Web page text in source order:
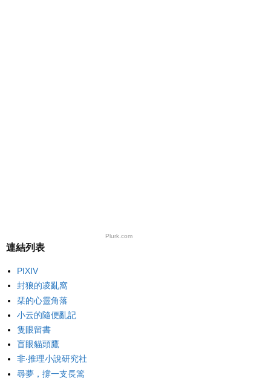
Plurk.com
連結列表
PIXIV
封狼的凌亂窩
栞的心靈角落
小云的隨便亂記
隻眼留書
盲眼貓頭鷹
非‧推理小說研究社
尋夢，撐一支長篙